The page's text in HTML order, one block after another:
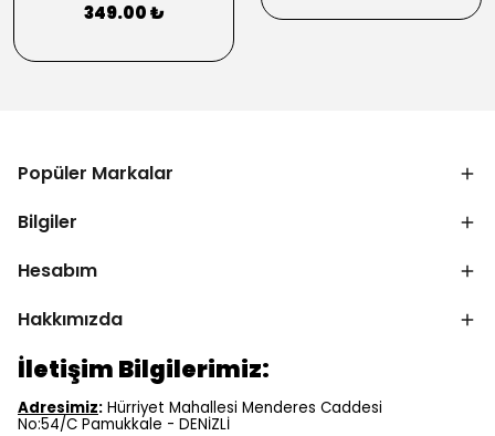
349.00 ₺
Popüler Markalar
Bilgiler
Hesabım
Hakkımızda
İletişim Bilgilerimiz:
Adresimiz: Hürriyet Mahallesi Menderes Caddesi
No:54/C Pamukkale - DENİZLİ